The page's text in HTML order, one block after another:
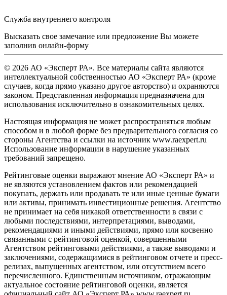
Служба внутреннего контроля
Высказать свое замечание или предложение Вы можете
заполнив онлайн-форму
© 2026 АО «Эксперт РА». Все материалы сайта являются
интеллектуальной собственностью АО «Эксперт РА» (кроме
случаев, когда прямо указано другое авторство) и охраняются
законом. Представленная информация предназначена для
использования исключительно в ознакомительных целях.
Настоящая информация не может распространяться любым
способом и в любой форме без предварительного согласия со
стороны Агентства и ссылки на источник www.raexpert.ru
Использование информации в нарушение указанных
требований запрещено.
Рейтинговые оценки выражают мнение АО «Эксперт РА» и
не являются установлением фактов или рекомендацией
покупать, держать или продавать те или иные ценные бумаги
или активы, принимать инвестиционные решения. Агентство
не принимает на себя никакой ответственности в связи с
любыми последствиями, интерпретациями, выводами,
рекомендациями и иными действиями, прямо или косвенно
связанными с рейтинговой оценкой, совершенными
Агентством рейтинговыми действиями, а также выводами и
заключениями, содержащимися в рейтинговом отчете и пресс-
релизах, выпущенных агентством, или отсутствием всего
перечисленного. Единственным источником, отражающим
актуальное состояние рейтинговой оценки, является